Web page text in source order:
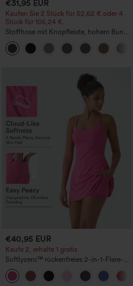
€31,95 EUR
Kaufen Sie 2 Stück für 52,62 € oder 4
Stück für 105,24 €.
Stoffhose mit Knopfleiste, hohem Bund,
mehreren Taschen und geradem Bein
€40,95 EUR
Kaufe 2, erhalte 1 gratis
Softlyzero™ rückenfreies 2-in-1-Flare-
Trainingskleid – Wannabe – Easy Peezy